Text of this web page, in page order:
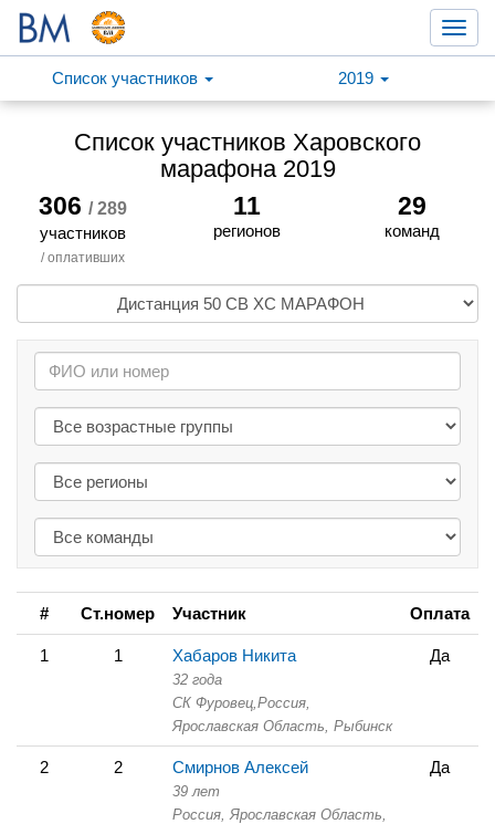
Список участников
2019
Список участников Харовского
марафона 2019
306 / 289
участников
/ оплативших
11
регионов
29
команд
# Ст.номер Участник Оплата
1 1 Хабаров Никита
32 года
СК Фуровец, Россия,
Ярославская Область, Рыбинск
Да
2 2 Смирнов Алексей
39 лет
Россия, Ярославская Область,
Да